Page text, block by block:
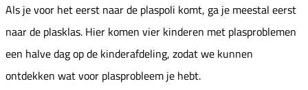
Als je voor het eerst naar de plaspoli komt, ga je meestal eerst
naar de plasklas. Hier komen vier kinderen met plasproblemen
een halve dag op de kinderafdeling, zodat we kunnen
ontdekken wat voor plasprobleem je hebt.